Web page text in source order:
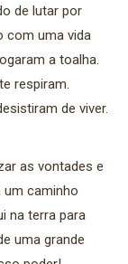
de lutar por
com uma vida
a toalha.
respiram.
de viver.
as vontades e
caminho
na terra para
uma grande